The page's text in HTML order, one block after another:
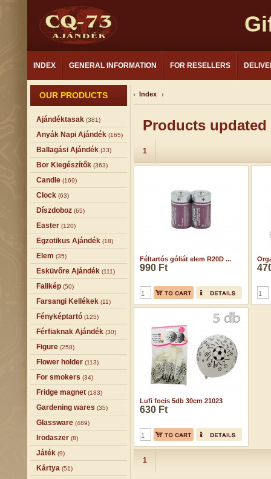
INDEX GENERAL INFORMATION FOR RESELLERS
OUR PRODUCTS
Ajándéktasak (381)
Anyák Napi Ajándék (165)
Ballagási Ajándék (33)
Bor Kiegészítők (363)
Candle (169)
Clock (63)
Díszdoboz (65)
Easter (120)
Egzotikus Ajándék (18)
Elem (35)
Esküvőre Ajándék (111)
Falikép (50)
Farsangi Kellékek (11)
Fényképtartó (125)
Férfiaknak Ajándék (30)
Figure (258)
Flower holder (113)
For smokers (34)
Fridge magnet (183)
Gardening wares (35)
Glassware (489)
Irodaszer (8)
Játék (9)
Kártya (51)
Index
Products updated
1
Féltartós góliát elem R20D ...
990 Ft
Lufi focis 5db 30cm 21023
630 Ft
1